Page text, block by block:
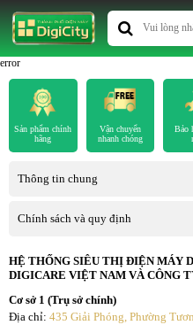
error
Sản phẩm chính
hãng
Vận chuyển
nhanh chóng
Bảo
Thông tin chung
Chính sách và quy định
HỆ THỐNG SIÊU THỊ ĐIỆN MÁY
DIGICARE VIỆT NAM VÀ CÔNG
Cơ sở 1 (Trụ sở chính)
Địa chỉ: 435 Giải Phóng, Phường